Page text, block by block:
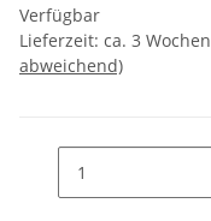
Verfügbar
Lieferzeit: ca. 3 Wochen
abweichend)